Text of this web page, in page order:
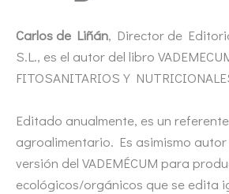
Carlos de Liñán, Director de
S.L., es el autor del libro
FITOSANITARIOS Y
Editado anualmente, es un
agroalimentario. Es asimismo autor
versión del VADEMÉCUM para
ecológicos/orgánicos que se edita